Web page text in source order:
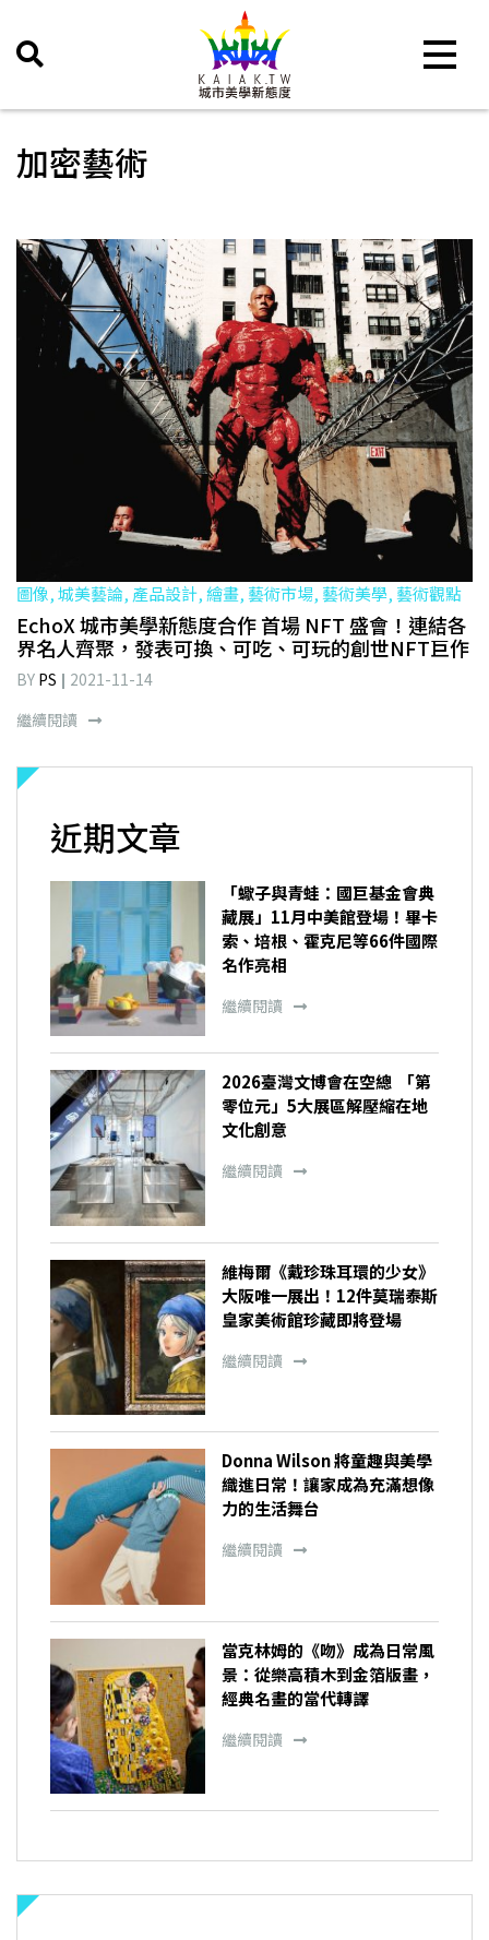
Toggle
加密藝術
圖像, 城美藝論, 產品設計, 繪畫, 藝術市場, 藝術美學, 藝術觀點
EchoX 城市美學新態度合作 首場 NFT 盛會！連結各
界名人齊聚，發表可換、可吃、可玩的創世NFT巨作
BY PS
2021-11-14
繼續閱讀
近期文章
「蠍子與青蛙：國巨基金會典
藏展」11月中美館登場！畢卡
索、培根、霍克尼等66件國際
名作亮相
繼續閱讀
2026臺灣文博會在空總 「第
零位元」5大展區解壓縮在地
文化創意
繼續閱讀
維梅爾《戴珍珠耳環的少女》
大阪唯一展出！12件莫瑞泰斯
皇家美術館珍藏即將登場
繼續閱讀
Donna Wilson 將童趣與美學
織進日常！讓家成為充滿想像
力的生活舞台
繼續閱讀
當克林姆的《吻》成為日常風
景：從樂高積木到金箔版畫，
經典名畫的當代轉譯
繼續閱讀